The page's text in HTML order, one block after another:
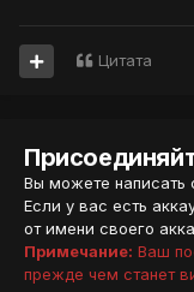
Цитата
Вы можете написать
Если у вас есть
от имени своего
Примечание: Ваш
прежде чем станет